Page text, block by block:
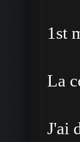
1st
La
J'ai